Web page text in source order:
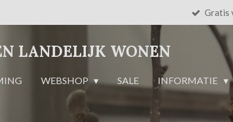
Gratis
LANDELIJK WONEN
WEBSHOP SALE INFORMATIE